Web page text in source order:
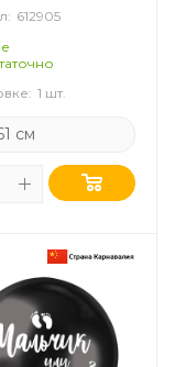
612905
1 шт.
см